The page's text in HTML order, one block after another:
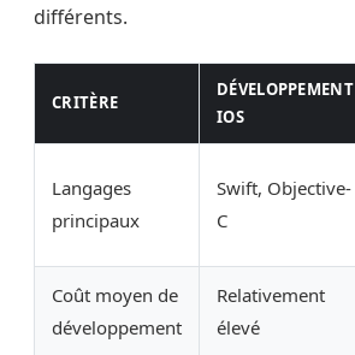
différents.
CRITÈRE
DÉVELOPPEMENT
IOS
Langages
principaux
Swift, Objective-
C
Coût moyen de
développement
Relativement
élevé